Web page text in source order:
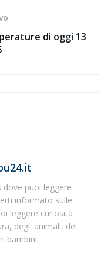
di oggi 13
puoi leggere
informato sulle
leggere curiosità
degli animali, del
bambini.